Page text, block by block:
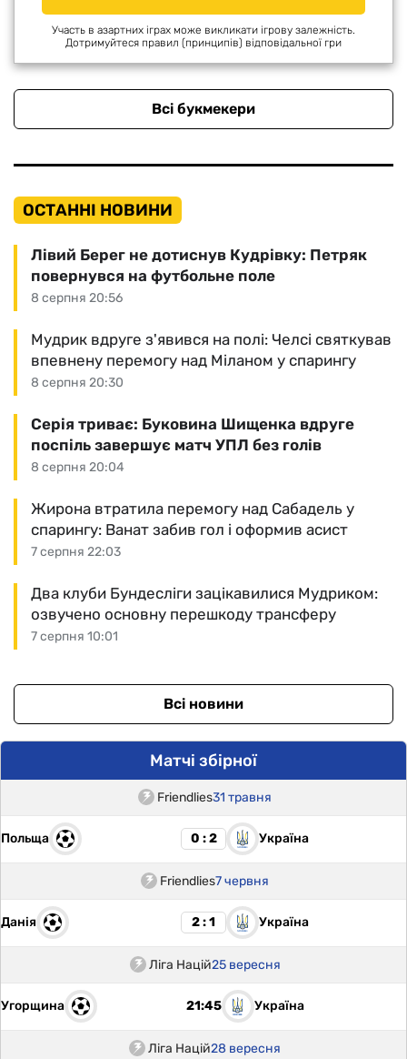
Участь в азартних іграх може викликати ігрову залежність.
Дотримуйтеся правил (принципів) відповідальної гри
Всі букмекери
ОСТАННІ НОВИНИ
8 серпня 20:56
Лівий Берег не дотиснув Кудрівку: Петряк
повернувся на футбольне поле
8 серпня 20:30
Мудрик вдруге з'явився на полі: Челсі святкував
впевнену перемогу над Міланом у спарингу
8 серпня 20:04
Серія триває: Буковина Шищенка вдруге
поспіль завершує матч УПЛ без голів
7 серпня 22:03
Жирона втратила перемогу над Сабадель у
спарингу: Ванат забив гол і оформив асист
7 серпня 10:01
Два клуби Бундесліги зацікавилися Мудриком:
озвучено основну перешкоду трансферу
Всі новини
Матчі збірної
Friendlies31 травня
Польща 0 : 2 Україна
Friendlies7 червня
Данія 2 : 1 Україна
Ліга Націй25 вересня
Угорщина 21:45 Україна
Ліга Націй28 вересня